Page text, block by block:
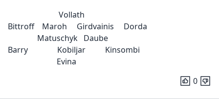
Vollath
Bittroff Maroh Girdvainis Dorda
Matuschyk Daube
Barry Kobiljar Kinsombi
Evina
0